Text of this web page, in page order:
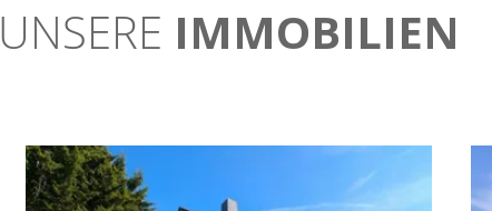
UNSERE IMMOBILIEN